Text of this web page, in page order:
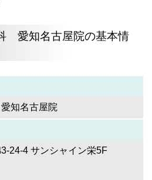
愛知名古屋院の基本情
知名古屋院
24-4 サンシャイン栄5F